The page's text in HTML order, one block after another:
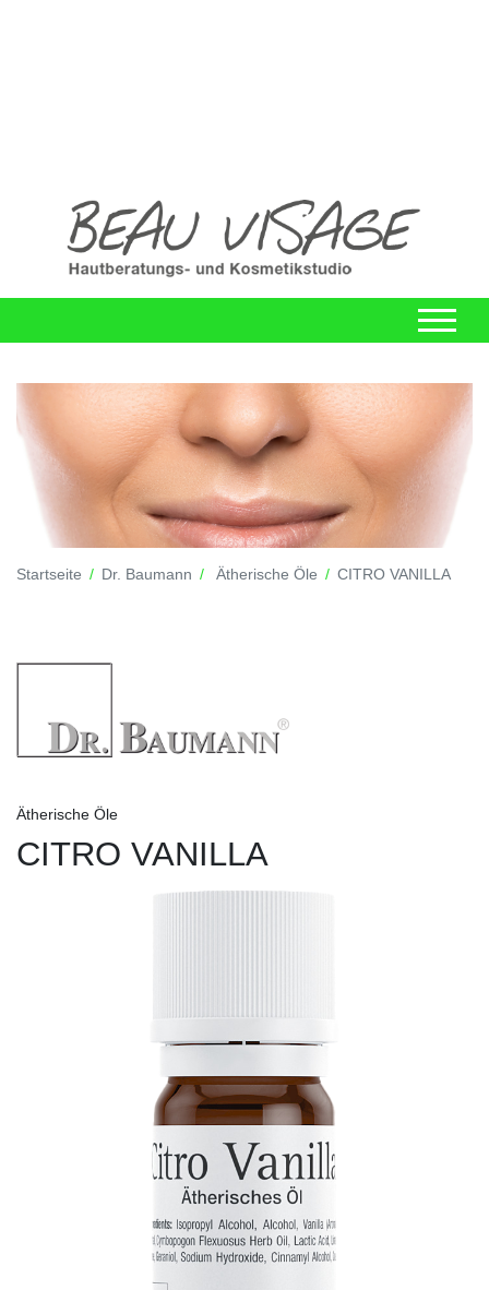
Startseite Dr. Baumann Ätherische Öle CITRO VANILLA
Ätherische Öle
CITRO VANILLA